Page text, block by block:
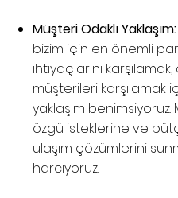
Müşteri Odaklı Yaklaşım:
bizim için en önemli
ihtiyaçlarını
müşterileri karşılamak
yaklaşım
özgü isteklerine ve
ulaşım çözümlerini
harcıyoruz.